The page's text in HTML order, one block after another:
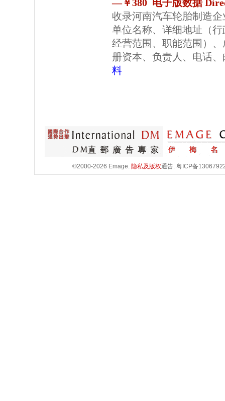
—￥380 电子版数据
收录河南汽车轮胎制造
单位名称、详细地址（
经营范围、职能范围）
册资本、负责人、电话
料
©2000-2026 Emage. 隐私及版权通告. 粤ICP备